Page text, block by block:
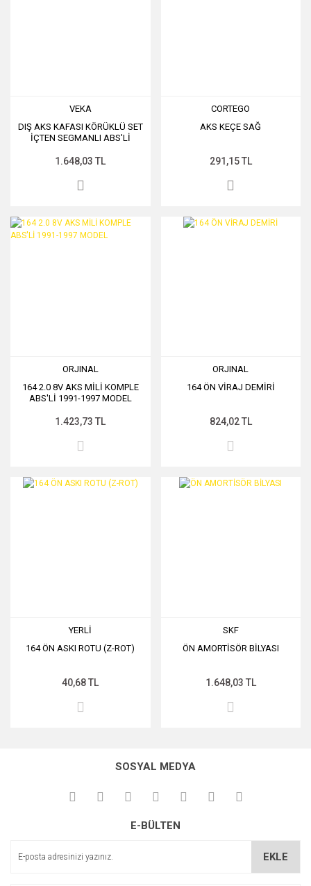
VEKA
DIŞ AKS KAFASI KÖRÜKLÜ SET
İÇTEN SEGMANLI ABS'Lİ
1.648,03 TL
CORTEGO
AKS KEÇE SAĞ
291,15 TL
ORJINAL
164 2.0 8V AKS MİLİ KOMPLE
ABS'Lİ 1991-1997 MODEL
1.423,73 TL
ORJINAL
164 ÖN VİRAJ DEMİRİ
824,02 TL
YERLİ
164 ÖN ASKI ROTU (Z-ROT)
40,68 TL
SKF
ÖN AMORTİSÖR BİLYASI
1.648,03 TL
SOSYAL MEDYA
E-BÜLTEN
EKLE